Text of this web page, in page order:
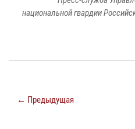
национальной гвардии
← Предыдущая